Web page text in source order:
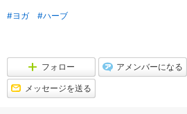
#ヨガ #ハーブ
フォロー アメンバーになる
メッセージを送る